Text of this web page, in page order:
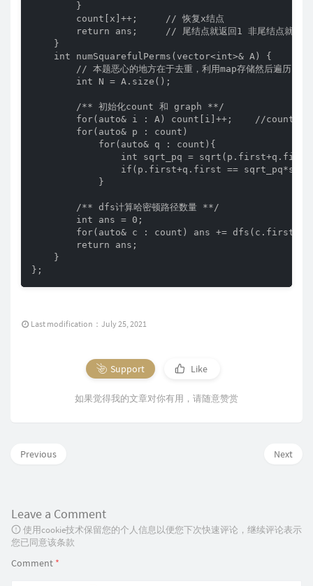
        }
        count[x]++;     // 恢复x结点
return ans;     // 尾结点就返回1 非尾结点就返回
    }
    int numSquarefulPerms(vector<int>& A) {
// 本题恶心的地方在于去重，利用map存储然后遍历，
        int N = A.size();
        /** 初始化count 和 graph **/
for(auto& i : A) count[i]++;    //count
        for(auto& p : count)
            for(auto& q : count){
int sqrt_pq =
if(p.first+q.first ==
            }
        /** dfs计算哈密顿路径数量 **/
        int ans = 0;
for(auto& c : count) ans +=
        return ans;
    }
};
Last modification：July 25, 2021
Support Like
如果觉得我的文章对你有用，请随意赞赏
Next
Previous
Leave a Comment
使用cookie技术保留您的个人信息以便您下次快速评论，继续评论表示
您已同意该条款
Comment *